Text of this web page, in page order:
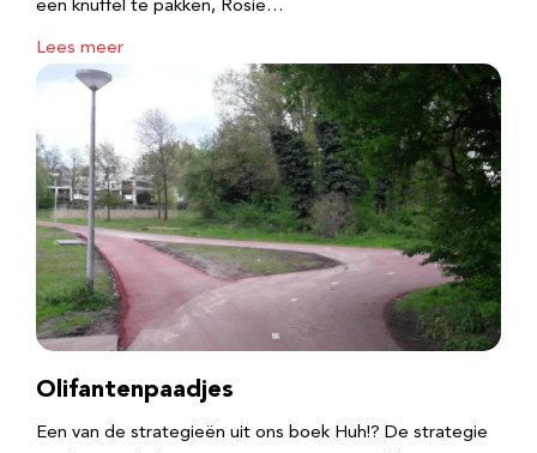
een knuffel te pakken, Rosie…
Lees meer
Olifantenpaadjes
Een van de strategieën uit ons boek Huh!? De strategie